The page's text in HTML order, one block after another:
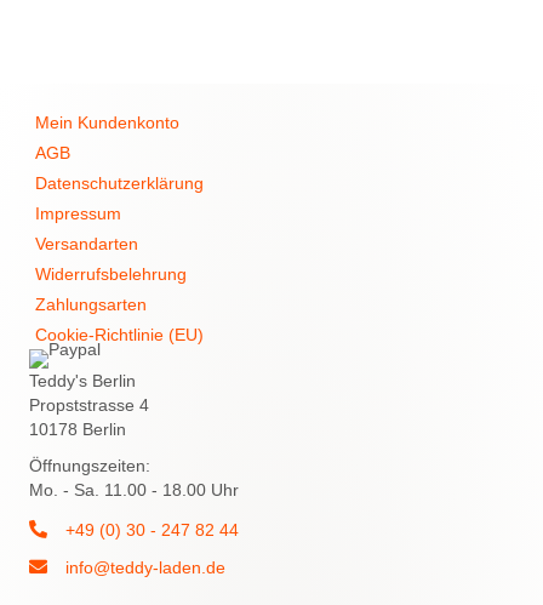
Mein Kundenkonto
AGB
Datenschutzerklärung
Impressum
Versandarten
Widerrufsbelehrung
Zahlungsarten
Cookie-Richtlinie (EU)
Teddy's Berlin
Propststrasse 4
10178 Berlin
Öffnungszeiten:
Mo. - Sa. 11.00 - 18.00 Uhr
+49 (0) 30 - 247 82 44
info@teddy-laden.de